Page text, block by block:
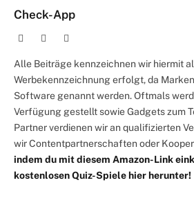
Check-App
Website Facebook
Alle Beiträge kennzeichnen wir hiermit
Werbekennzeichnung erfolgt, da
Software genannt werden. Oftmals
Verfügung gestellt sowie Gadgets zum
Partner verdienen wir an qualifizierten
wir Contentpartnerschaften oder
indem du mit diesem Amazon-Link
kostenlosen Quiz-Spiele hier herunter!